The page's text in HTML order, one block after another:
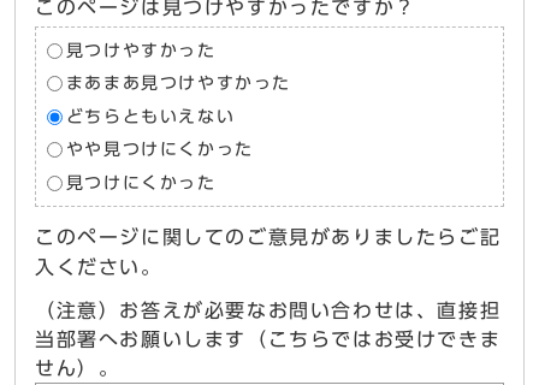
このページは見つけやすかったですか？
見つけやすかった
まあまあ見つけやすかった
どちらともいえない
やや見つけにくかった
見つけにくかった
このページに関してのご意見がありましたらご記
入ください。
（注意）お答えが必要なお問い合わせは、直接担
当部署へお願いします（こちらではお受けできま
せん）。